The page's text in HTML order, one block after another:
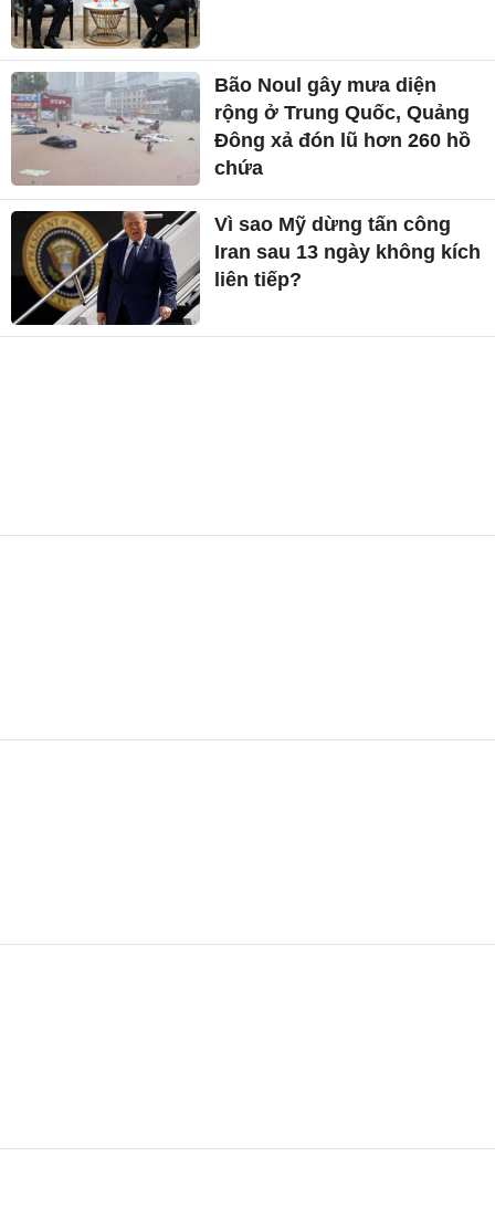
Bão Noul gây mưa diện
rộng ở Trung Quốc, Quảng
Đông xả đón lũ hơn 260 hồ
chứa
Vì sao Mỹ dừng tấn công
Iran sau 13 ngày không kích
liên tiếp?